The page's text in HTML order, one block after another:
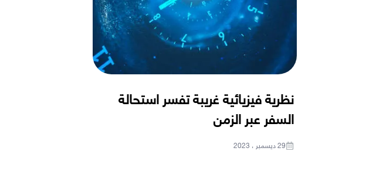
نظرية فيزيائية غريبة تفسر استحالة
السفر عبر الزمن
29 ديسمبر ، 2023